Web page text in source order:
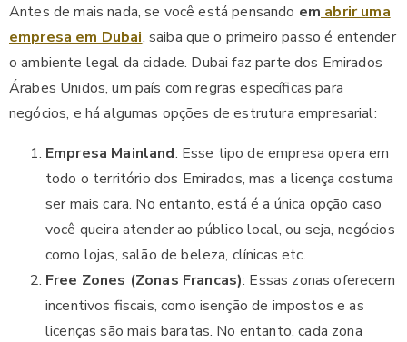
Antes de mais nada, se você está pensando em abrir uma
empresa em Dubai, saiba que o primeiro passo é entender
o ambiente legal da cidade. Dubai faz parte dos Emirados
Árabes Unidos, um país com regras específicas para
negócios, e há algumas opções de estrutura empresarial:
Empresa Mainland: Esse tipo de empresa opera em
todo o território dos Emirados, mas a licença costuma
ser mais cara. No entanto, está é a única opção caso
você queira atender ao público local, ou seja, negócios
como lojas, salão de beleza, clínicas etc.
Free Zones (Zonas Francas): Essas zonas oferecem
incentivos fiscais, como isenção de impostos e as
licenças são mais baratas. No entanto, cada zona